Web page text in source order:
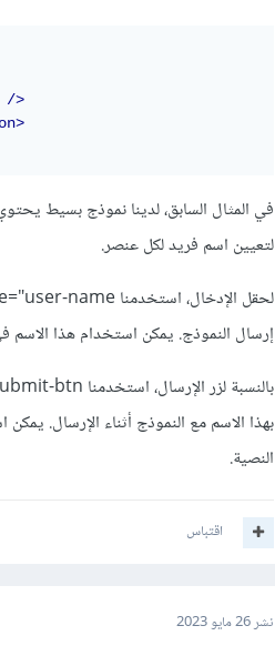
/>
لتعيين اسم فريد لكل عنصر.
إرسال النموذج. يمكن استخدام هذا الاسم
بهذا الاسم مع النموذج أثناء الإرسال.
النصية.
اقتباس
نشر26 مايو 2023